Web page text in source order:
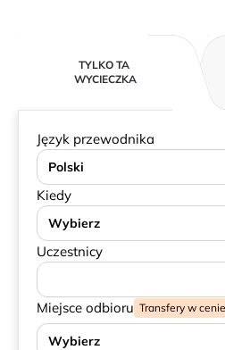
TYLKO TA
WYCIECZKA
Język przewodnika
Polski
Kiedy
Wybierz
Uczestnicy
Miejsce odbioru Transfery w cenie
Wybierz